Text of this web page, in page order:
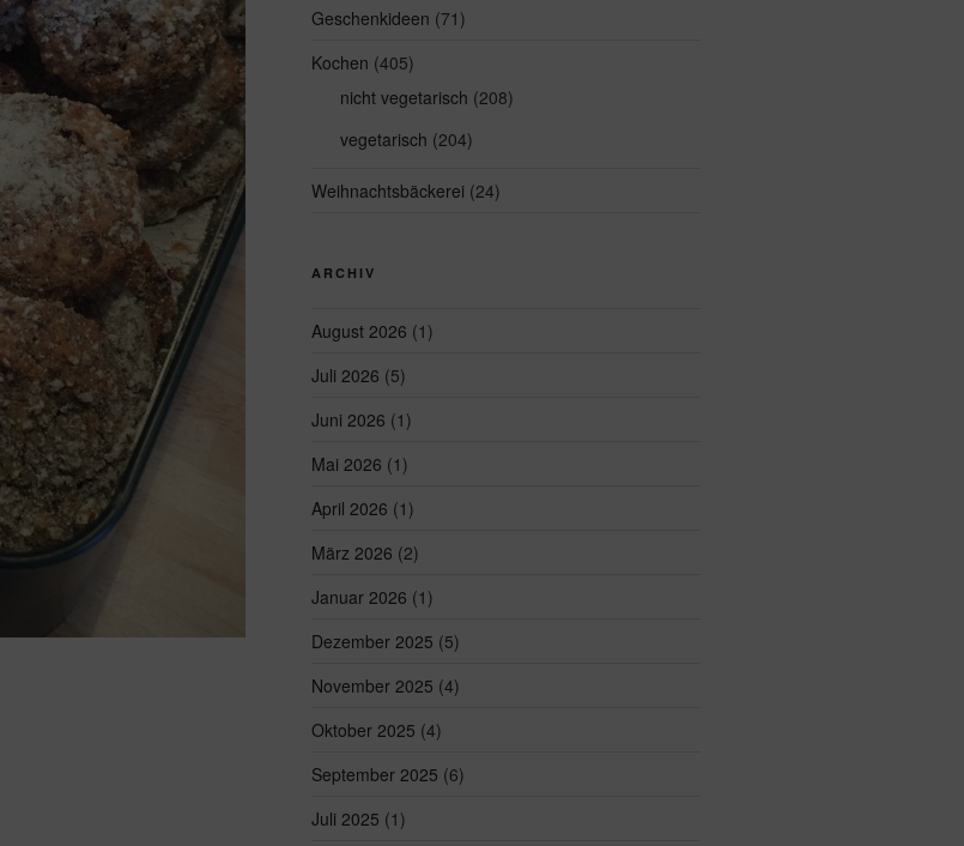
Geschenkideen (71)
Kochen (405)
nicht vegetarisch (208)
vegetarisch (204)
Weihnachtsbäckerei (24)
ARCHIV
August 2026 (1)
Juli 2026 (5)
Juni 2026 (1)
Mai 2026 (1)
April 2026 (1)
März 2026 (2)
Januar 2026 (1)
Dezember 2025 (5)
November 2025 (4)
Oktober 2025 (4)
September 2025 (6)
Juli 2025 (1)